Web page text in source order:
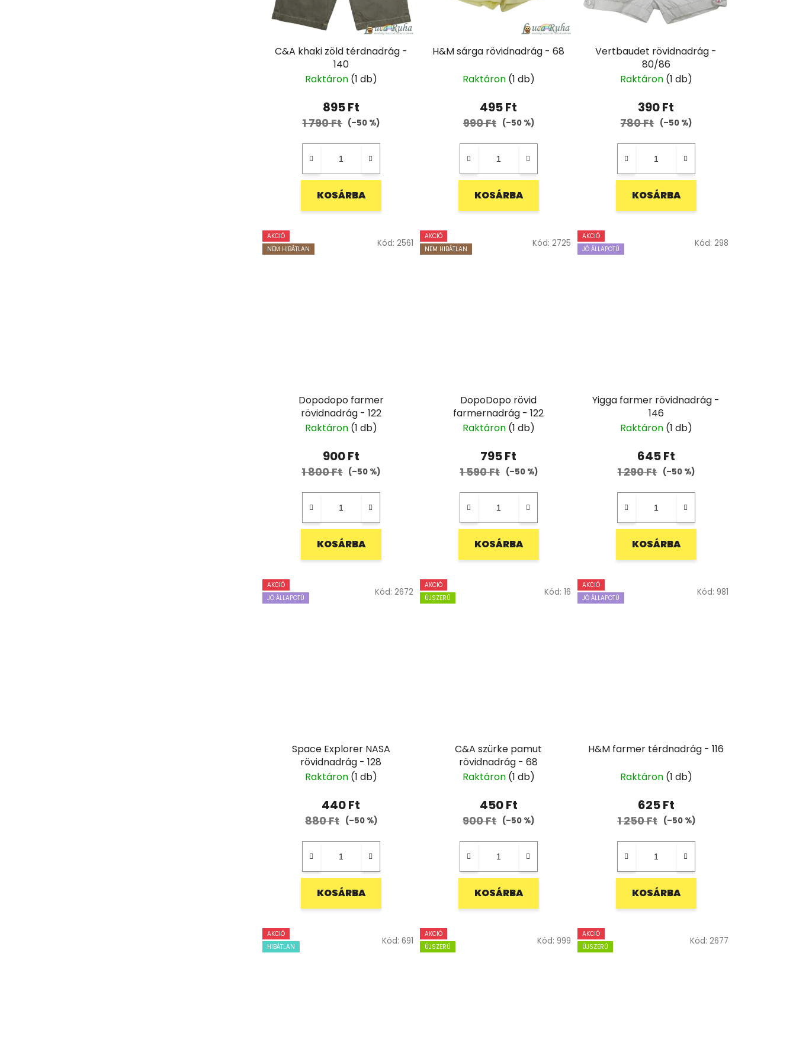
C&A khaki zöld térdnadrág -
140
Raktáron (1 db)
895 Ft
1 790 Ft (–50 %)
KOSÁRBA
H&M sárga rövidnadrág - 68
Raktáron (1 db)
495 Ft
990 Ft (–50 %)
KOSÁRBA
Vertbaudet rövidnadrág -
80/86
Raktáron (1 db)
390 Ft
780 Ft (–50 %)
KOSÁRBA
AKCIÓ
NEM HIBÁTLAN
Dopodopo farmer
rövidnadrág - 122
Raktáron (1 db)
900 Ft
1 800 Ft (–50 %)
KOSÁRBA
Kód: 2561
AKCIÓ
NEM HIBÁTLAN
DopoDopo rövid
farmernadrág - 122
Raktáron (1 db)
795 Ft
1 590 Ft (–50 %)
KOSÁRBA
Kód: 2725
AKCIÓ
JÓ ÁLLAPOTÚ
Yigga farmer rövidnadrág -
146
Raktáron (1 db)
645 Ft
1 290 Ft (–50 %)
KOSÁRBA
Kód: 298
AKCIÓ
JÓ ÁLLAPOTÚ
Space Explorer NASA
rövidnadrág - 128
Raktáron (1 db)
440 Ft
880 Ft (–50 %)
KOSÁRBA
Kód: 2672
AKCIÓ
ÚJSZERŰ
C&A szürke pamut
rövidnadrág - 68
Raktáron (1 db)
450 Ft
900 Ft (–50 %)
KOSÁRBA
Kód: 16
AKCIÓ
JÓ ÁLLAPOTÚ
H&M farmer térdnadrág - 116
Raktáron (1 db)
625 Ft
1 250 Ft (–50 %)
KOSÁRBA
Kód: 981
AKCIÓ
HIBÁTLAN
Kód: 691
AKCIÓ
ÚJSZERŰ
Kód: 999
AKCIÓ
ÚJSZERŰ
Kód: 2677